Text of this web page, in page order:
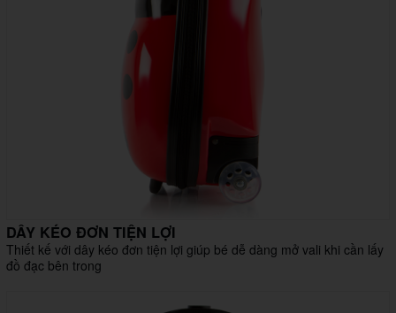
DÂY KÉO ĐƠN TIỆN LỢI
Thiết kế với dây kéo đơn tiện lợi giúp bé dễ dàng mở vali khi cần lấy
đồ đạc bên trong